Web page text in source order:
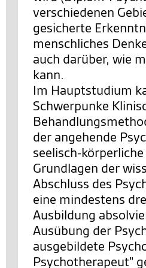
verschiedenen
gesicherte
menschliches
auch darüber, wie
kann.
Im Hauptstudium
Schwerpunke
der angehende
seelisch-
Grundlagen der
Abschluss des
eine mindestens
Ausbildung
Ausübung der
ausgebildete
Psychotherapeut"